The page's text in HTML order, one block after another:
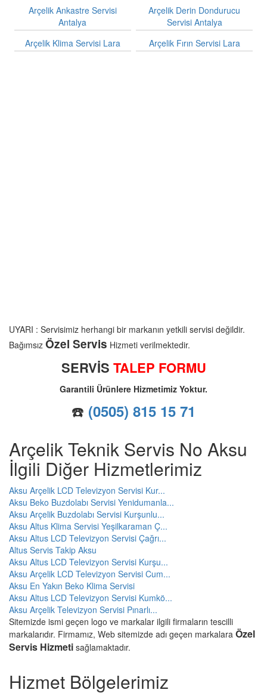
Arçelik Ankastre Servisi
Antalya
Arçelik Derin Dondurucu
Servisi Antalya
Arçelik Klima Servisi Lara
Arçelik Fırın Servisi Lara
UYARI : Servisimiz herhangi bir markanın yetkili servisi değildir.
Bağımsız Özel Servis Hizmeti verilmektedir.
SERVİS TALEP FORMU
Garantili Ürünlere Hizmetimiz Yoktur.
☎️ (0505) 815 15 71
Arçelik Teknik Servis No Aksu
İlgili Diğer Hizmetlerimiz
Aksu Arçelik LCD Televizyon Servisi Kur...
Aksu Beko Buzdolabı Servisi Yenidumanla...
Aksu Arçelik Buzdolabı Servisi Kurşunlu...
Aksu Altus Klima Servisi Yeşilkaraman Ç...
Aksu Altus LCD Televizyon Servisi Çağrı...
Altus Servis Takip Aksu
Aksu Altus LCD Televizyon Servisi Kurşu...
Aksu Arçelik LCD Televizyon Servisi Cum...
Aksu En Yakın Beko Klima Servisi
Aksu Altus LCD Televizyon Servisi Kumkö...
Aksu Arçelik Televizyon Servisi Pınarlı...
Sitemizde ismi geçen logo ve markalar ilgili firmaların tescilli
markalarıdır. Firmamız, Web sitemizde adı geçen markalara Özel
Servis Hizmeti sağlamaktadır.
Hizmet Bölgelerimiz